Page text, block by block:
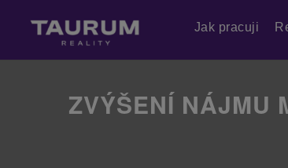
Jak pracuji
ZVÝŠENÍ NÁJMU